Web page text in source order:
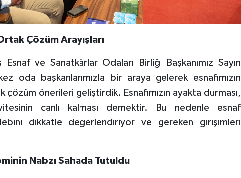
Çözüm Arayışları
Esnaf ve Sanatkârlar Odaları Birliği Başkanımız Sayın
oda başkanlarımızla bir araya gelerek esnafımızın
önerileri geliştirdik. Esnafımızın ayakta durması,
canlı kalması demektir. Bu nedenle esnaf
dikkatle değerlendiriyor ve gereken girişimleri
Nabzı Sahada Tutuldu